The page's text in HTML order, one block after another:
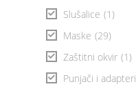
Slušalice (1)
Maske (29)
Zaštitni okvir (1)
Punjači i adapteri